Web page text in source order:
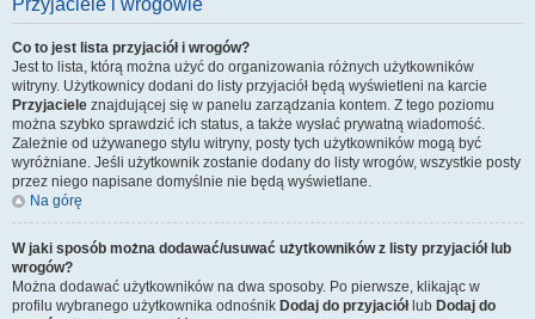
Przyjaciele i wrogowie
Co to jest lista przyjaciół i wrogów?
Jest to lista, którą można użyć do organizowania różnych użytkowników
witryny. Użytkownicy dodani do listy przyjaciół będą wyświetleni na karcie
Przyjaciele znajdującej się w panelu zarządzania kontem. Z tego poziomu
można szybko sprawdzić ich status, a także wysłać prywatną wiadomość.
Zależnie od używanego stylu witryny, posty tych użytkowników mogą być
wyróżniane. Jeśli użytkownik zostanie dodany do listy wrogów, wszystkie posty
przez niego napisane domyślnie nie będą wyświetlane.
Na górę
W jaki sposób można dodawać/usuwać użytkowników z listy przyjaciół lub
wrogów?
Można dodawać użytkowników na dwa sposoby. Po pierwsze, klikając w
profilu wybranego użytkownika odnośnik Dodaj do przyjaciółlub Dodaj do